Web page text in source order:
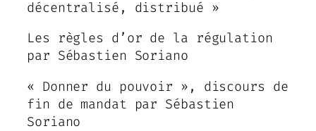
décentralisé, distribué »
Les règles d’or de la régulation
par Sébastien Soriano
« Donner du pouvoir », discours de
fin de mandat par Sébastien
Soriano